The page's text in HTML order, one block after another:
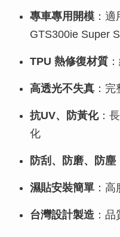
專車專用開模 ：
GTS300ie Super
TPU 熱修復材質
高透光不失真 ：
抗UV、防黃化：
化
防刮、防磨、防塵
濕貼安裝簡單 ：
台灣設計製造 ：